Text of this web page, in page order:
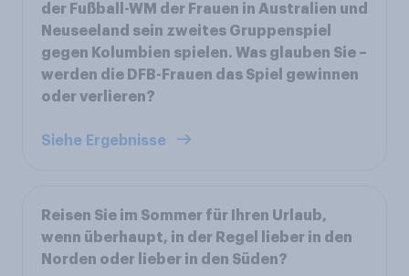
der Fußball-WM der Frauen in Australien und
Neuseeland sein zweites Gruppenspiel
gegen Kolumbien spielen. Was glauben Sie –
werden die DFB-Frauen das Spiel gewinnen
oder verlieren?
Siehe Ergebnisse
Reisen Sie im Sommer für Ihren Urlaub,
wenn überhaupt, in der Regel lieber in den
Norden oder lieber in den Süden?